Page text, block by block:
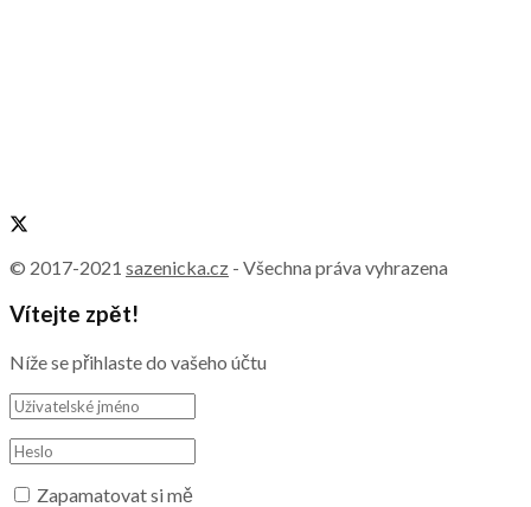
© 2017-2021 sazenicka.cz - Všechna práva vyhrazena
Vítejte zpět!
Níže se přihlaste do vašeho účtu
Zapamatovat si mě